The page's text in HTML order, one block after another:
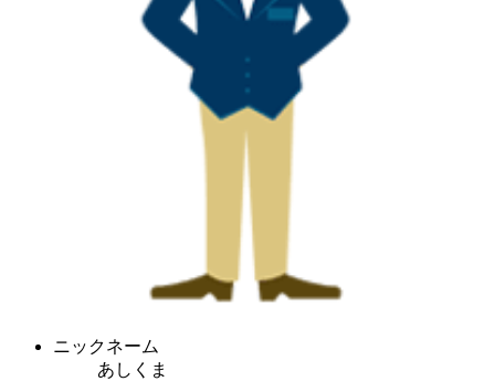
ニックネーム
あしくま